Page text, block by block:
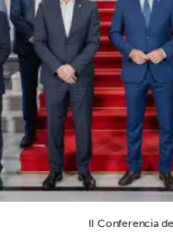
II Conferencia